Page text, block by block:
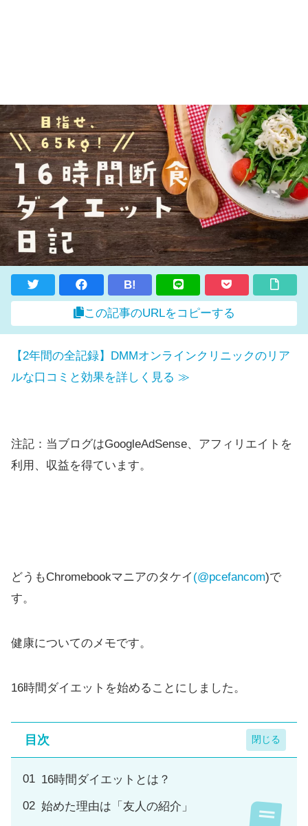
B!
この記事のURLをコピーする
【2年間の全記録】DMMオンラインクリニックのリア
ルな口コミと効果を詳しく見る ≫
注記：当ブログはGoogleAdSense、アフィリエイトを
利用、収益を得ています。
どうもChromebookマニアのタケイ (@pcefancom)で
す。
健康についてのメモです。
16時間ダイエットを始めることにしました。
目次
16時間ダイエットとは？
始めた理由は「友人の紹介」